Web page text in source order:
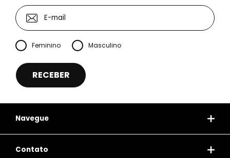
Feminino Masculino
Navegue
Contato